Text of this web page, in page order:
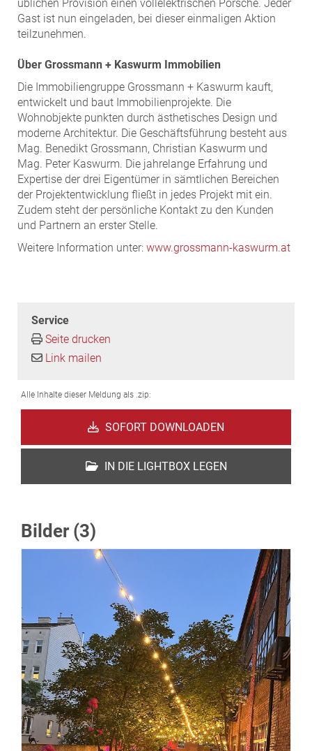
üblichen Provision einen vollelektrischen Porsche. Jeder
Gast ist nun eingeladen, bei dieser einmaligen Aktion
teilzunehmen.
Über Grossmann + Kaswurm Immobilien
Die Immobiliengruppe Grossmann + Kaswurm kauft,
entwickelt und baut Immobilienprojekte. Die
Wohnobjekte punkten durch ästhetisches Design und
moderne Architektur. Die Geschäftsführung besteht aus
Mag. Benedikt Grossmann, Christian Kaswurm und
Mag. Peter Kaswurm. Die jahrelange Erfahrung und
Expertise der drei Eigentümer in sämtlichen Bereichen
der Projektentwicklung fließt in jedes Projekt mit ein.
Zudem steht der persönliche Kontakt zu den Kunden
und Partnern an erster Stelle.
Weitere Information unter: www.grossmann-kaswurm.at
Service
Seite drucken
Link mailen
Alle Inhalte dieser Meldung als .zip:
SOFORT DOWNLOADEN
IN DIE LIGHTBOX LEGEN
Bilder (3)